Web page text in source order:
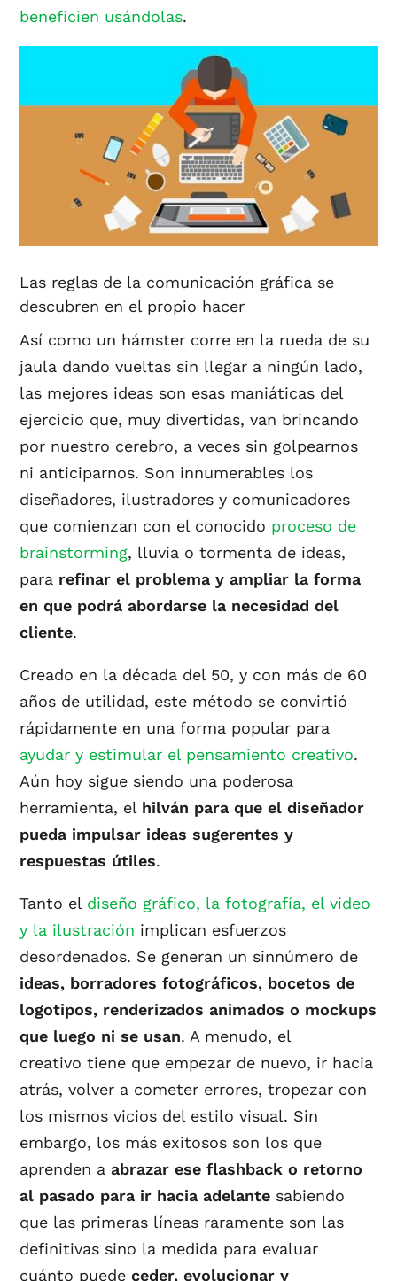
beneficien usándolas.
Las reglas de la comunicación gráfica se
descubren en el propio hacer
Así como un hámster corre en la rueda de su
jaula dando vueltas sin llegar a ningún lado,
las mejores ideas son esas maniáticas del
ejercicio que, muy divertidas, van brincando
por nuestro cerebro, a veces sin golpearnos
ni anticiparnos. Son innumerables los
diseñadores, ilustradores y comunicadores
que comienzan con el conocido proceso de
brainstorming, lluvia o tormenta de ideas,
para refinar el problema y ampliar la forma
en que podrá abordarse la necesidad del
cliente.
Creado en la década del 50, y con más de 60
años de utilidad, este método se convirtió
rápidamente en una forma popular para
ayudar y estimular el pensamiento creativo.
Aún hoy sigue siendo una poderosa
herramienta, el hilván para que el diseñador
pueda impulsar ideas sugerentes y
respuestas útiles.
Tanto el diseño gráfico, la fotografía, el video
y la ilustración implican esfuerzos
desordenados. Se generan un sinnúmero de
ideas, borradores fotográficos, bocetos de
logotipos, renderizados animados o mockups
que luego ni se usan. A menudo, el
creativo tiene que empezar de nuevo, ir hacia
atrás, volver a cometer errores, tropezar con
los mismos vicios del estilo visual. Sin
embargo, los más exitosos son los que
aprenden aabrazar ese flashback o retorno
al pasado para ir hacia adelante sabiendo
que las primeras líneas raramente son las
definitivas sino la medida para evaluar
cuánto puede ceder, evolucionar y